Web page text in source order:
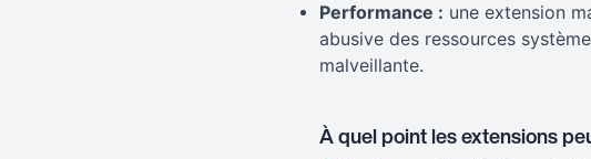
Performance : une extension
abusive des ressources
malveillante.
À quel point les extensions